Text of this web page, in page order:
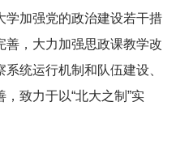
学加强党的政治建设若干措
善，大力加强思政课教学改
统运行机制和队伍建设、
致力于以“北大之制”实